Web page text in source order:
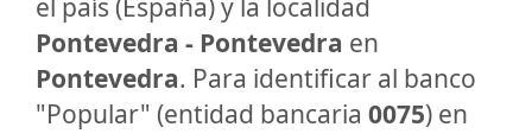
el país (España) y la localidad
Pontevedra - Pontevedra en
Pontevedra. Para identificar al banco
"Popular" (entidad bancaria 0075) en